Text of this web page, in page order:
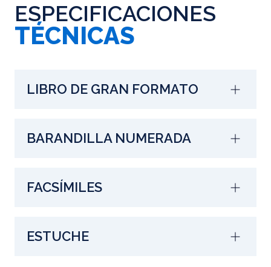
ESPECIFICACIONES
TÉCNICAS
LIBRO DE GRAN FORMATO
BARANDILLA NUMERADA
FACSÍMILES
ESTUCHE